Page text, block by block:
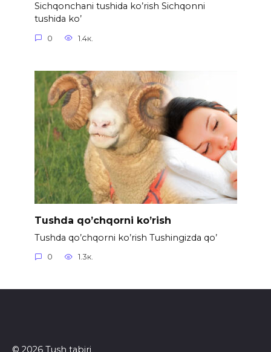
Sichqonchani tushida ko’rish Sichqonni
tushida ko’
0 1.4к.
Tushda qo’chqorni ko’rish
Tushda qo’chqorni ko’rish Tushingizda qo’
0 1.3к.
© 2026 Tush tabiri